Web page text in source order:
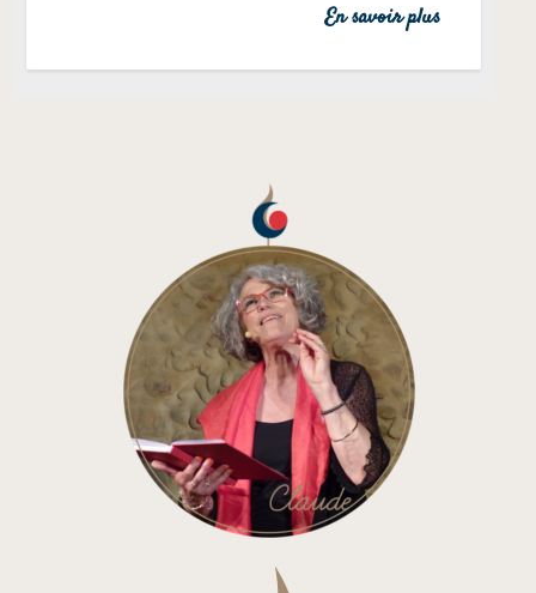
En savoir plus